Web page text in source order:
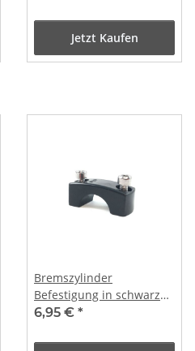
Jetzt Kaufen
Bremszylinder
Befestigung in schwarz
und 2x Schraube
6,95 € *